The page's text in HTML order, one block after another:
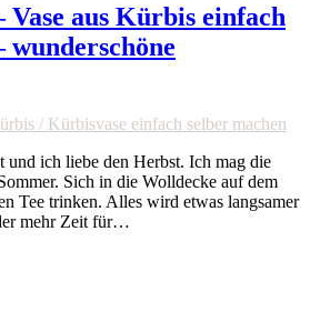
aus Kürbis einfach
wunderschöne
und ich liebe den Herbst. Ich mag die
Sich in die Wolldecke auf dem
Tee trinken. Alles wird etwas langsamer
mehr Zeit für…